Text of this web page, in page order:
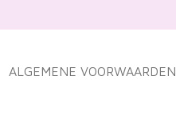
ALGEMENE VOORWAARDEN